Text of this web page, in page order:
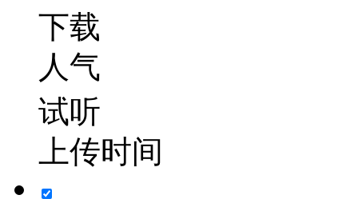
下载
人气
试听
上传时间